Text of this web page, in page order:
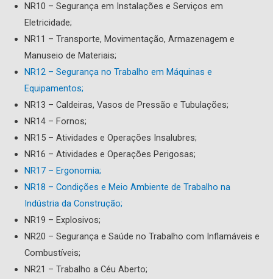
NR10 – Segurança em Instalações e Serviços em
Eletricidade;
NR11 – Transporte, Movimentação, Armazenagem e
Manuseio de Materiais;
NR12 – Segurança no Trabalho em Máquinas e
Equipamentos;
NR13 – Caldeiras, Vasos de Pressão e Tubulações;
NR14 – Fornos;
NR15 – Atividades e Operações Insalubres;
NR16 – Atividades e Operações Perigosas;
NR17 – Ergonomia;
NR18 – Condições e Meio Ambiente de Trabalho na
Indústria da Construção;
NR19 – Explosivos;
NR20 – Segurança e Saúde no Trabalho com Inflamáveis e
Combustíveis;
NR21 – Trabalho a Céu Aberto;